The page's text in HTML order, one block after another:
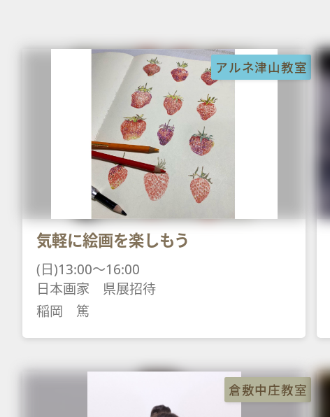
アルネ津山教室
気軽に絵画を楽しもう
(日)13:00～16:00
日本画家 県展招待
稲岡 篤
倉敷中庄教室